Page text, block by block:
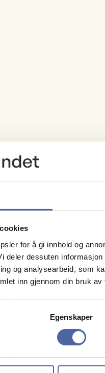
for å gi innhold og
deler dessuten
og analysearbeid, som
inn gjennom din bruk av
Egenskaper